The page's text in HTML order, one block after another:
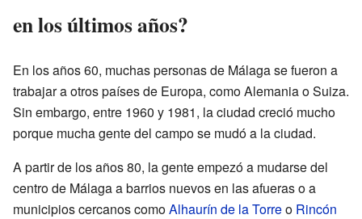
en los últimos años?
En los años 60, muchas personas de Málaga se fueron a
trabajar a otros países de Europa, como Alemania o Suiza.
Sin embargo, entre 1960 y 1981, la ciudad creció mucho
porque mucha gente del campo se mudó a la ciudad.
A partir de los años 80, la gente empezó a mudarse del
centro de Málaga a barrios nuevos en las afueras o a
municipios cercanos comoAlhaurín de la Torreo Rincón